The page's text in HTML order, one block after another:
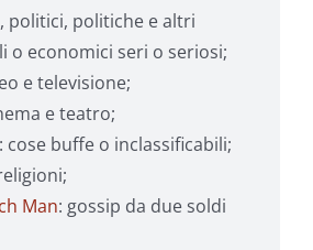
politici, politiche e altri
o economici seri o seriosi;
e televisione;
e teatro;
: cose buffe o inclassificabili;
Man: gossip da due soldi